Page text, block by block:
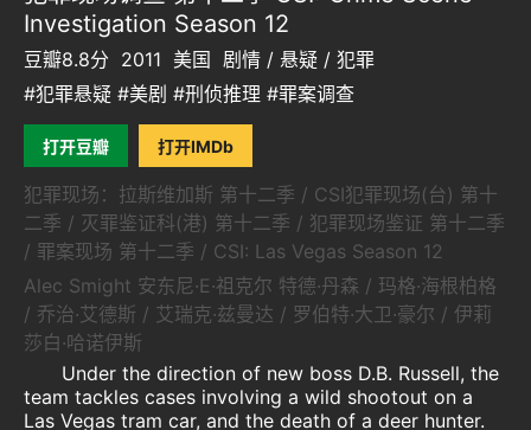
Investigation Season 12
豆瓣8.8分 2011 美国 剧情 / 悬疑 / 犯罪
#犯罪悬疑 #美剧 #刑侦推理 #罪案调查
打开豆瓣 打开IMDb
犯罪现场：拉斯维加斯 第十二季 / CSI犯罪现场(台) 第十
二季 / 灭罪鉴证科(港) 第十二季 / 犯罪现场鉴证 第十二季
/ 罪案现场 第十二季 / CSI: Las Vegas Season 12
Alec Smight 安东尼·E·祖克尔 特德·丹森 / 玛格·海根柏格
/ 乔治·艾德斯 / 艾瑞克·兹曼达 / 罗伯特·大卫·豪尔 / 伊莉
莎白·哈诺伊斯
Under the direction of new boss D.B. Russell, the
team tackles cases involving a wild shootout on a
Las Vegas tram car, and the death of a deer hunter.